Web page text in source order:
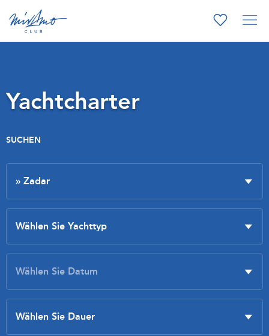
Yachtcharter
SUCHEN